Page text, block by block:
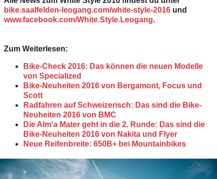
bike.saalfelden-leogang.com/white-style-2016 und
www.facebook.com/White.Style.Leogang.
Zum Weiterlesen:
Bike-Check 2016: Das können die neuen Modelle
von Specialized
Bike-Neuheiten 2016 von Bergamont, Focus und
Scott
Radfahren auf Schweizerisch: Das sind die Bike-
Neuheiten 2016 von BMC
Die Alm'a Mater geht in die 2. Runde: Das sind die
Bike-Neuheiten 2016 von Nakita und Flyer
Neue Reifenbreite: 650B+ bei Mountainbikes